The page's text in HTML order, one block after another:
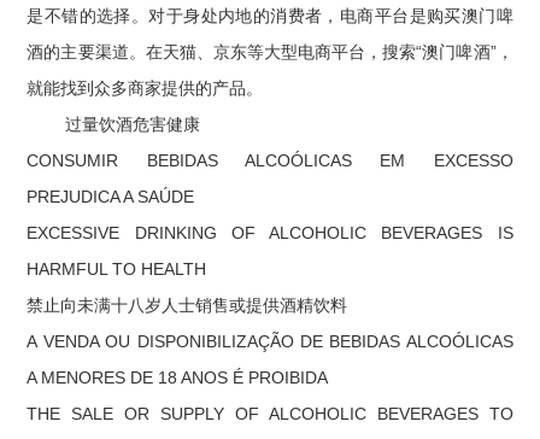
是不错的选择。对于身处内地的消费者，电商平台是购买澳门啤
酒的主要渠道。在天猫、京东等大型电商平台，搜索“澳门啤酒”，
就能找到众多商家提供的产品。
过量饮酒危害健康
CONSUMIR BEBIDAS ALCOÓLICAS EM EXCESSO
PREJUDICA A SAÚDE
EXCESSIVE DRINKING OF ALCOHOLIC BEVERAGES IS
HARMFUL TO HEALTH
禁止向未满十八岁人士销售或提供酒精饮料
A VENDA OU DISPONIBILIZAÇÃO DE BEBIDAS ALCOÓLICAS
A MENORES DE 18 ANOS É PROIBIDA
THE SALE OR SUPPLY OF ALCOHOLIC BEVERAGES TO